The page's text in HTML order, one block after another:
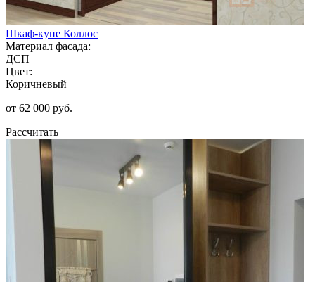
Шкаф-купе Коллос
Материал фасада:
ДСП
Цвет:
Коричневый
от 62 000 руб.
Рассчитать